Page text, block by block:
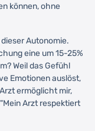
können, ohne
Autonomie.
eine um 15-25%
Weil das Gefühl
Emotionen auslöst,
ermöglicht mir,
Arzt respektiert